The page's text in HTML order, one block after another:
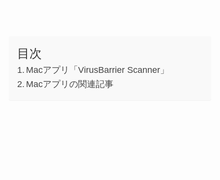
目次
Macアプリ「VirusBarrier Scanner」
Macアプリの関連記事